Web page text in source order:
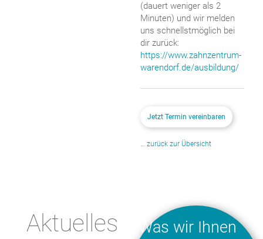
(dauert weniger als 2
Minuten) und wir melden
uns schnellstmöglich bei
dir zurück:
https://www.zahnzentrum-
warendorf.de/ausbildung/
Jetzt Termin vereinbaren
… zurück zur Übersicht
Aktuelles
Was wir Ihnen